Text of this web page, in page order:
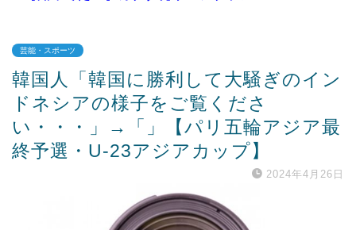
Powered by livedoor 相互RSS
芸能・スポーツ
韓国人「韓国に勝利して大騒ぎのイン
ドネシアの様子をご覧くださ
い・・・」→「」【パリ五輪アジア最
終予選・U-23アジアカップ】
2024年4月26日